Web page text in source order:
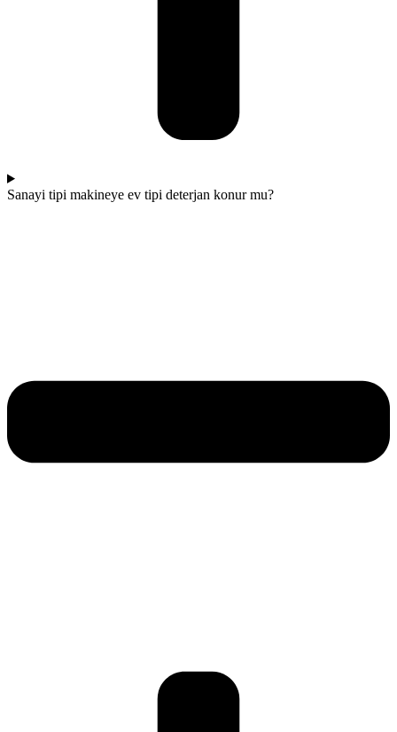
Sanayi tipi makineye ev tipi deterjan konur mu?